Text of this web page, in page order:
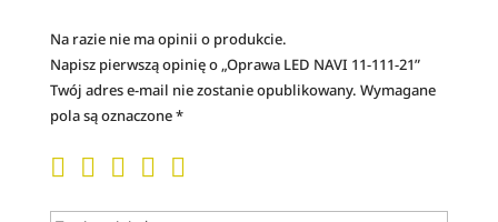
Na razie nie ma opinii o produkcie.
Napisz pierwszą opinię o „Oprawa LED NAVI 11-111-21”
Twój adres e-mail nie zostanie opublikowany. Wymagane
pola są oznaczone*